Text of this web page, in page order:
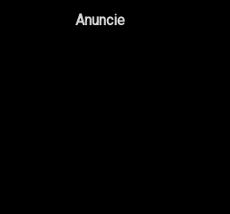
Anuncie